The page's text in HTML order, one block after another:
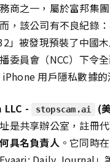
商之一，屬於富邦集
，該公司有不良紀錄
」被發現預裝了中國
委員會（NCC）下令
用戶隱私數據的
- stopscam.ai (
是共享辦公室，註冊
具名負責人。它同時